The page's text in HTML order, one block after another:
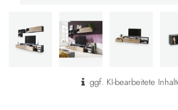
ggf. KI-bearbeitete